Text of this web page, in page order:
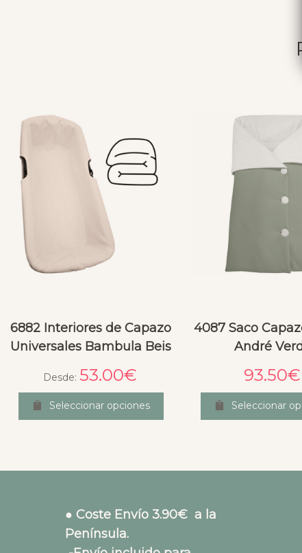
6882 Interiores de Capazo
Universales Bambula Beis
Desde: 53.00€
Seleccionar opciones
4087 Saco
André
93.50€
Seleccionar
● Coste Envío 3.90€ a la
Península.